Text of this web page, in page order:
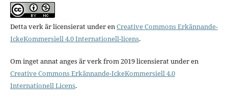
Detta verk är licensierat under enCreative Commons Erkännande-
IckeKommersiell 4.0 Internationell-licens.
Om inget annat anges är verk from 2019 licensierat under en
Creative Commons Erkännande-IckeKommersiell 4.0
Internationell Licens.